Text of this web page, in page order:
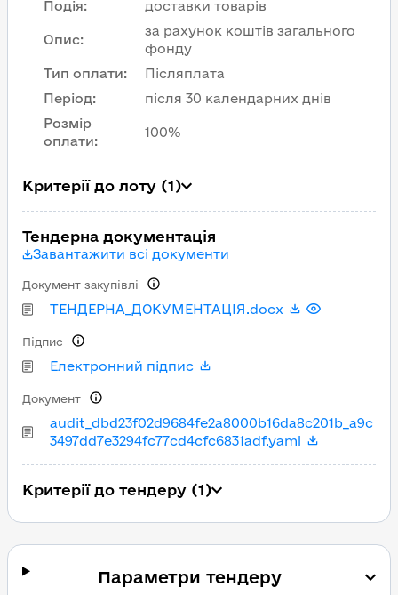
Подія: доставки товарів
Опис:
за рахунок коштів загального
фонду
Тип оплати:
Післяплата
Період:
після 30 календарних днів
Розмір
оплати:
100%
Критерії до лоту (1)
Тендерна документація
Завантажити всі документи
ТЕНДЕРНА_ДОКУМЕНТАЦІЯ.docx
Документ закупівлі
Електронний підпис
Підпис
audit_dbd23f02d9684fe2a8000b16da8c201b_a9c
3497dd7e3294fc77cd4cfc6831adf.yaml
Документ
Критерії до тендеру (1)
Параметри тендеру